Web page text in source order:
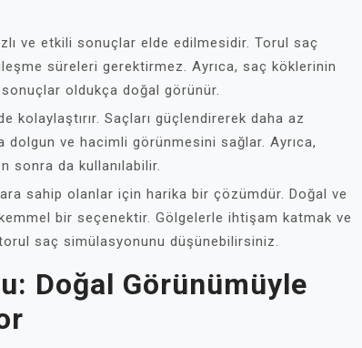
ve etkili sonuçlar elde edilmesidir. Torul saç
süreleri gerektirmez. Ayrıca, saç köklerinin
oldukça doğal görünür.
kolaylaştırır. Saçları güçlendirerek daha az
dolgun ve hacimli görünmesini sağlar. Ayrıca,
sonra da kullanılabilir.
sahip olanlar için harika bir çözümdür. Doğal ve
bir seçenektir. Gölgelerle ihtişam katmak ve
saç simülasyonunu düşünebilirsiniz.
Doğal Görünümüyle